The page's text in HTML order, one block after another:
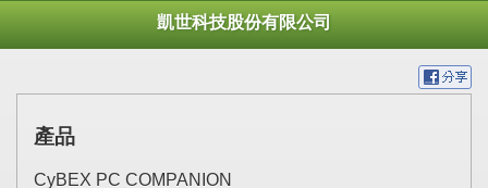
凱世科技股份有限公司
產品
CyBEX PC COMPANION